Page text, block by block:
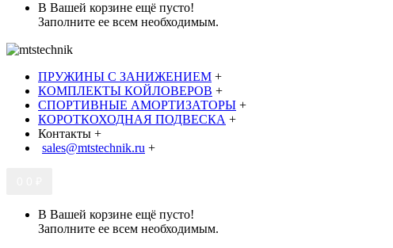
В Вашей корзине ещё пусто!
Заполните ее всем необходимым.
ПРУЖИНЫ С ЗАНИЖЕНИЕМ +
КОМПЛЕКТЫ КОЙЛОВЕРОВ +
СПОРТИВНЫЕ АМОРТИЗАТОРЫ +
КОРОТКОХОДНАЯ ПОДВЕСКА +
Контакты +
sales@mtstechnik.ru +
В Вашей корзине ещё пусто!
Заполните ее всем необходимым.